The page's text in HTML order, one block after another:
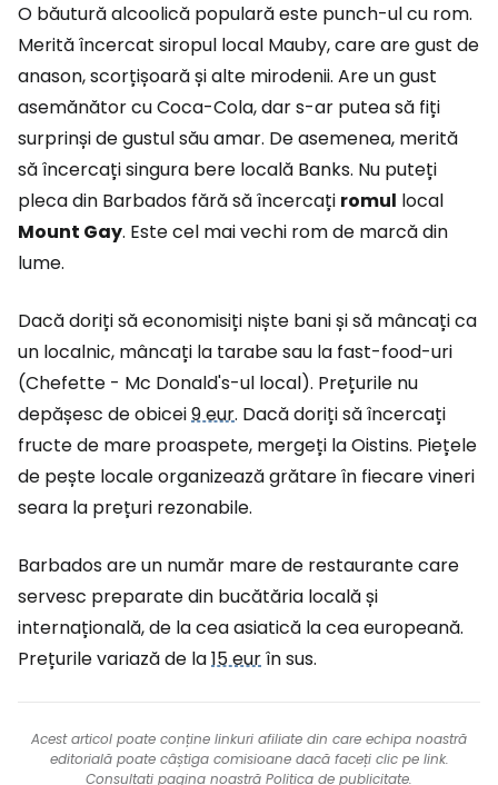
O băutură alcoolică populară este punch-ul cu rom.
Merită încercat siropul local Mauby, care are gust de
anason, scorțișoară și alte mirodenii. Are un gust
asemănător cu Coca-Cola, dar s-ar putea să fiți
surprinși de gustul său amar. De asemenea, merită
să încercați singura bere locală Banks. Nu puteți
pleca din Barbados fără să încercați romul local
Mount Gay. Este cel mai vechi rom de marcă din
lume.
Dacă doriți să economisiți niște bani și să mâncați ca
un localnic, mâncați la tarabe sau la fast-food-uri
(Chefette - Mc Donald's-ul local). Prețurile nu
depășesc de obicei9 eur. Dacă doriți să încercați
fructe de mare proaspete, mergeți la Oistins. Piețele
de pește locale organizează grătare în fiecare vineri
seara la prețuri rezonabile.
Barbados are un număr mare de restaurante care
servesc preparate din bucătăria locală și
internațională, de la cea asiatică la cea europeană.
Prețurile variază de la15 eurîn sus.
Acest articol poate conține linkuri afiliate din care echipa noastră
editorială poate câștiga comisioane dacă faceți clic pe link.
Consultați pagina noastră Politica de publicitate.